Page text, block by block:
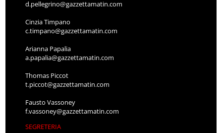
d.pellegrino@gazzettamatin.com
Cinzia Timpano
c.timpano@gazzettamatin.com
Arianna Papalia
a.papalia@gazzettamatin.com
Thomas Piccot
t.piccot@gazzettamatin.com
Fausto Vassoney
f.vassoney@gazzettamatin.com
SEGRETERIA